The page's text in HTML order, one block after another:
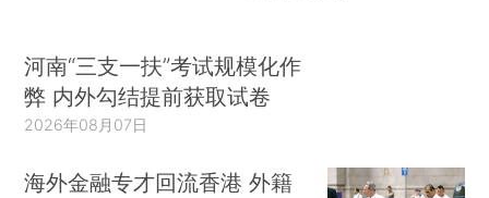
河南“三支一扶”考试规模化作
弊 内外勾结提前获取试卷
2026年08月07日
海外金融专才回流香港 外籍